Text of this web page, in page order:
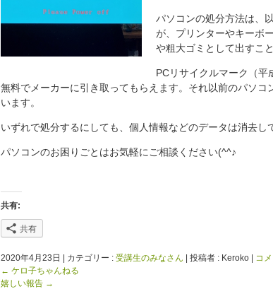
パソコンの処分方法は、
が、プリンターやキーボ
や粗大ゴミとして出すこ
PCリサイクルマーク（
無料でメーカーに引き取ってもらえます。それ以前のパソコ
います。
いずれで処分するにしても、個人情報などのデータは消去し
パソコンのお困りごとはお気軽にご相談ください(^^♪
共有:
共有
2020年4月23日 | カテゴリー : 受講生のみなさん | 投稿者 : Keroko | コ
← ケロ子ちゃんねる
嬉しい報告 →